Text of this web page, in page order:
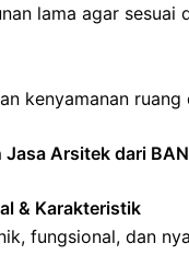
lama agar sesuai
kenyamanan ruang
Arsitek dari
& Karakteristik
fungsional, dan